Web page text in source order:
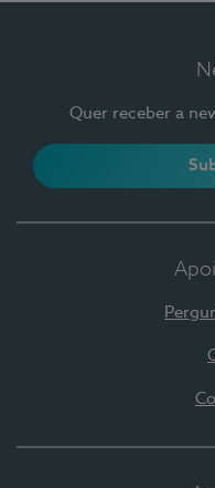
Quer receber a